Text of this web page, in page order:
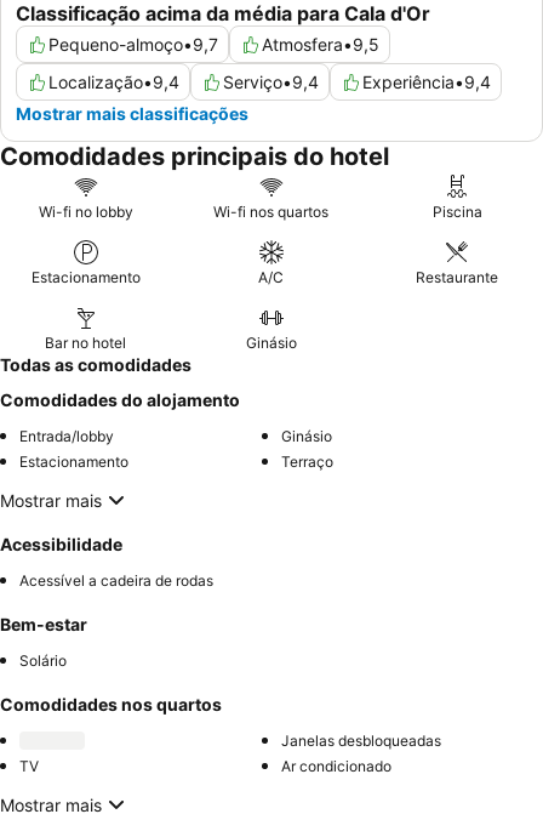
Classificação acima da média para Cala d'Or
Pequeno-almoço•9,7 Atmosfera•9,5
Localização•9,4 Serviço•9,4 Experiência•9,4
Mostrar mais classificações
Comodidades principais do hotel
Wi-fi no lobby Wi-fi nos quartos Piscina
Estacionamento A/C Restaurante
Bar no hotel Ginásio
Todas as comodidades
Comodidades do alojamento
Entrada/lobby
Ginásio
Estacionamento
Terraço
Mostrar mais
Acessibilidade
Acessível a cadeira de rodas
Bem-estar
Solário
Comodidades nos quartos
Janelas desbloqueadas
TV
Ar condicionado
Mostrar mais